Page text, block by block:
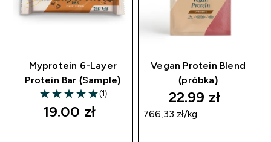
Myprotein 6-Layer
Protein Bar (Sample)
5 out of 5 stars
(1)
19.00 zł‎
Vegan Protein Blend
(próbka)
22.99 zł‎
766,33 zł‎/kg